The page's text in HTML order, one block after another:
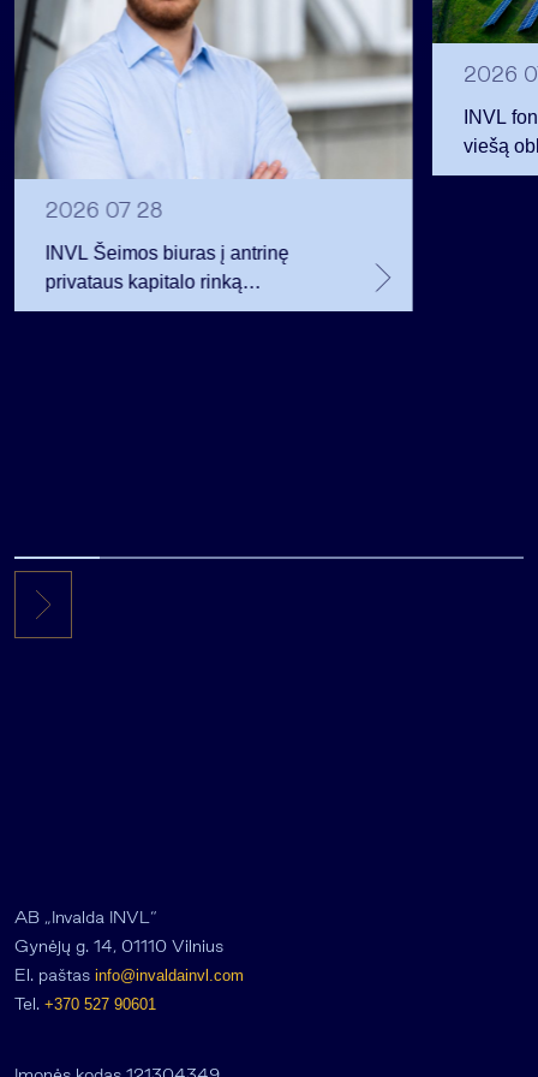
2026 07 28
INVL Šeimos biuras į antrinę
privataus kapitalo rinką
investuojantį fondą pritraukė 17,4
2026
INVL
viešą
12 mln.
AB „Invalda INVL“
Gynėjų g. 14, 01110 Vilnius
El. paštas info@invaldainvl.com
Tel. +370 527 90601